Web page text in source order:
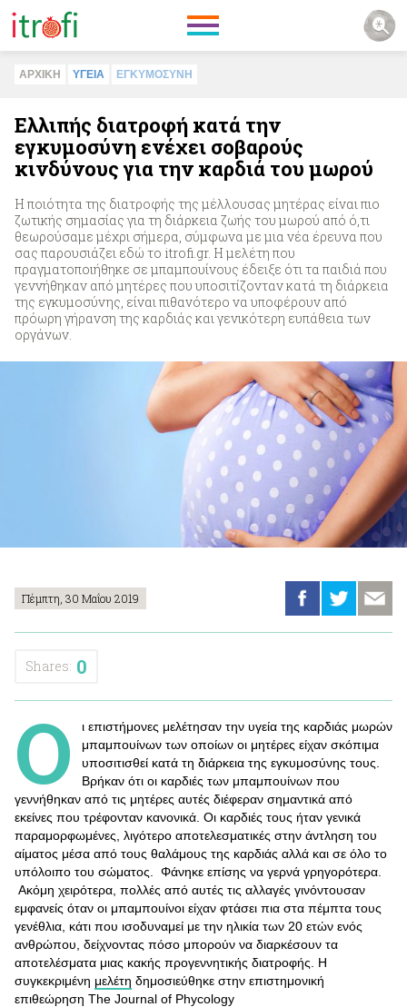
ΑΡΧΙΚΗ ΥΓΕΙΑ ΕΓΚΥΜΟΣΥΝΗ
Ελλιπής διατροφή κατά την
εγκυμοσύνη ενέχει σοβαρούς
κινδύνους για την καρδιά του μωρού
Η ποιότητα της διατροφής της μέλλουσας μητέρας είναι πιο
ζωτικής σημασίας για τη διάρκεια ζωής του μωρού από ό,τι
θεωρούσαμε μέχρι σήμερα, σύμφωνα με μια νέα έρευνα που
σας παρουσιάζει εδώ το itrofi.gr. Η μελέτη που
πραγματοποιήθηκε σε μπαμπουίνους έδειξε ότι τα παιδιά που
γεννήθηκαν από μητέρες που υποσιτίζονταν κατά τη διάρκεια
της εγκυμοσύνης, είναι πιθανότερο να υποφέρουν από
πρόωρη γήρανση της καρδιάς και γενικότερη ευπάθεια των
οργάνων.
Πέμπτη, 30 Μαΐου 2019
Shares: 0
Ο
ι επιστήμονες μελέτησαν την υγεία της καρδιάς μωρών
μπαμπουίνων των οποίων οι μητέρες είχαν σκόπιμα
υποσιτισθεί κατά τη διάρκεια της εγκυμοσύνης τους.
Βρήκαν ότι οι καρδιές των μπαμπουίνων που
γεννήθηκαν από τις μητέρες αυτές διέφεραν σημαντικά από
εκείνες που τρέφονταν κανονικά. Οι καρδιές τους ήταν γενικά
παραμορφωμένες, λιγότερο αποτελεσματικές στην άντληση του
αίματος μέσα από τους θαλάμους της καρδιάς αλλά και σε όλο το
υπόλοιπο του σώματος. Φάνηκε επίσης να γερνά γρηγορότερα.
Ακόμη χειρότερα, πολλές από αυτές τις αλλαγές γινόντουσαν
εμφανείς όταν οι μπαμπουίνοι είχαν φτάσει πια στα πέμπτα τους
γενέθλια, κάτι που ισοδυναμεί με την ηλικία των 20 ετών ενός
ανθρώπου, δείχνοντας πόσο μπορούν να διαρκέσουν τα
αποτελέσματα μιας κακής προγεννητικής διατροφής. Η
συγκεκριμένη μελέτη δημοσιεύθηκε στην επιστημονική
επιθεώρηση The Journal of Phycology